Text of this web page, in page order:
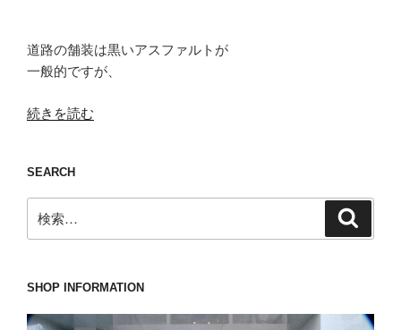
道路の舗装は黒いアスファルトが
一般的ですが、
“「グ
化」
を
進
め
い
す、
続きを読む
SEARCH
索:
SHOP INFORMATION